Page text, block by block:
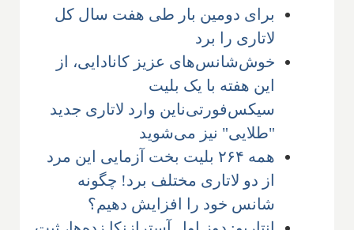
برای دومین بار طی هفت سال کل
لاتاری را برد
خوش‌شانس‌های عزیز کانادایی، از
این هفته با یک بلیت
سیکس‌فورتی‌ناین وارد لاتاری جدید
"طلایی" نیز می‌شوید
همه ۲۶۴ بلیت بخت آزمایی این مرد
از دو لاتاری مختلف برد! چگونه
شانس خود را افزایش دهیم؟